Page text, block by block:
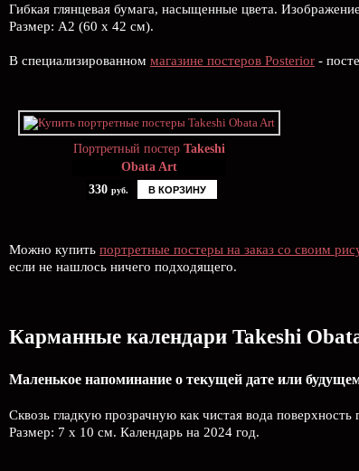
Гибкая глянцевая бумага, насыщенные цвета.
Размер: А2 (60 х 42 см).
В специализированном магазине постеров Posterior -
Портретный постер Takeshi
Obata Art
330 руб. В КОРЗИНУ
Можно купить портретные постеры на заказ со своим
если не нашлось ничего подходящего.
Карманные календари Takeshi
Маленькое напоминание о текущей дате или
Сквозь гладкую прозрачную как чистая вода
Размер: 7 х 10 см. Календарь на 2024 год.